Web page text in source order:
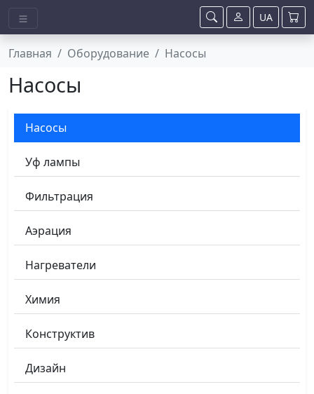
Главная Оборудование Насосы
Насосы
Насосы
Уф лампы
Фильтрация
Аэрация
Нагреватели
Химия
Конструктив
Дизайн
UA